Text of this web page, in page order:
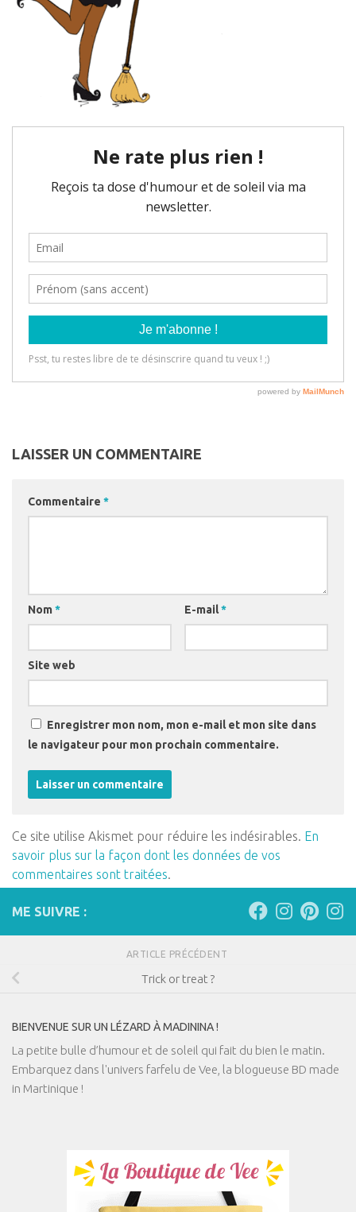
LAISSER UN COMMENTAIRE
Commentaire *
Nom * E-mail*
Site web
Enregistrer mon nom, mon e-mail et mon site dans
le navigateur pour mon prochain commentaire.
Ce site utilise Akismet pour réduire les indésirables. En
savoir plus sur la façon dont les données de vos
commentaires sont traitées.
ME SUIVRE :
ARTICLE PRÉCÉDENT
Trick or treat ?
BIENVENUE SUR UN LÉZARD À MADININA !
La petite bulle d’humour et de soleil qui fait du bien le matin.
Embarquez dans l'univers farfelu de Vee, la blogueuse BD made
in Martinique !